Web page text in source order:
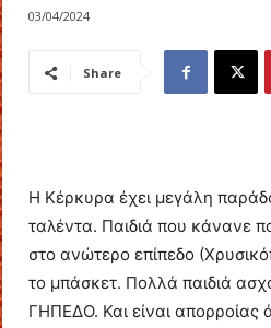
03/04/2024
Share
H Κέρκυρα έχει μεγάλη
ταλέντα. Παιδιά που κάνανε
στο ανώτερο επίπεδο
το μπάσκετ. Πολλά παιδιά
ΓΗΠΕΔΟ. Και είναι